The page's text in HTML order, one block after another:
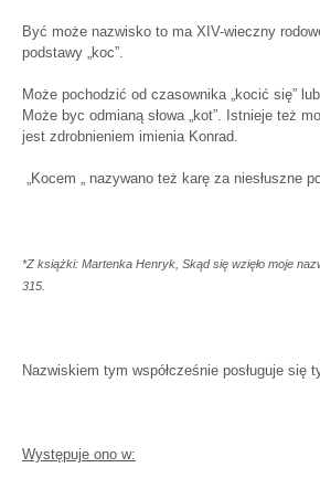
Być może nazwisko to ma XIV-wieczny
podstawy „koc”.
Może pochodzić od czasownika „kocić się”
Może byc odmianą słowa „kot”. Istnieje też
jest zdrobnieniem imienia Konrad.
„Kocem „ nazywano też karę za niesłuszne
*Z książki: Martenka Henryk, Skąd się wzięło moje
315.
Nazwiskiem tym współcześnie posługuje się
Występuje ono w: